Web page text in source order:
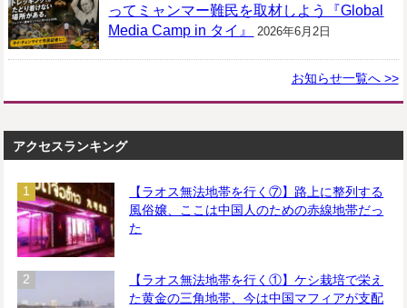
ってミャンマー難民を取材しよう『Global
Media Camp in タイ』
2026年6月2日
お知らせ一覧へ >>
アクセスランキング
【ラオス無法地帯を行く⑦】路上に整列する
風俗嬢、ここは中国人のための赤線地帯だっ
た
【ラオス無法地帯を行く①】ケシ栽培で栄え
た黄金の三角地帯、今は中国マフィアが支配